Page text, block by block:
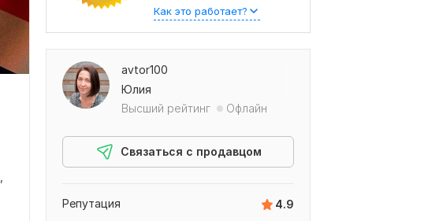
Как это работает?
avtor100
Юлия
Высший рейтинг
Офлайн
Связаться с продавцом
4.9
Репутация